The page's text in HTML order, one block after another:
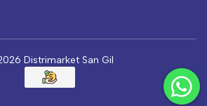
Distrimarket San Gil